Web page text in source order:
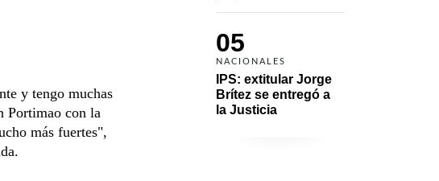
05
NACIONALES
IPS: extitular Jorge
Brítez se entregó a
la Justicia
y tengo muchas
Portimao con la
más fuertes",